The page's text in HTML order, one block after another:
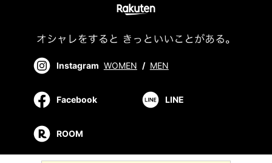
Instagram WOMEN / MEN
Facebook LINE
ROOM